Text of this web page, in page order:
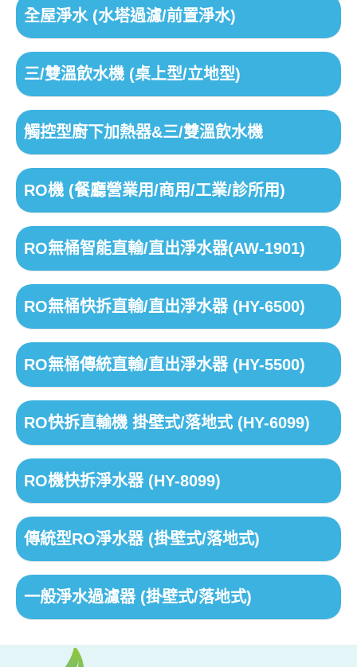
全屋淨水 (水塔過濾/前置淨水)
三/雙溫飲水機 (桌上型/立地型)
觸控型廚下加熱器&三/雙溫飲水機
RO機 (餐廳營業用/商用/工業/診所用)
RO無桶智能直輸/直出淨水器(AW-1901)
RO無桶快拆直輸/直出淨水器 (HY-6500)
RO無桶傳統直輸/直出淨水器 (HY-5500)
RO快拆直輸機 掛壁式/落地式 (HY-6099)
RO機快拆淨水器 (HY-8099)
傳統型RO淨水器 (掛壁式/落地式)
一般淨水過濾器 (掛壁式/落地式)